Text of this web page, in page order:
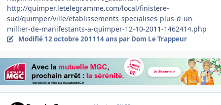
http://quimper.letelegramme.com/local/finistere-
sud/quimper/ville/etablissements-specialises-plus-d-un-
millier-de-manifestants-a-quimper-12-10-2011-1462414.php
Modifié 12 octobre 201114 ans par Dom Le Trappeur